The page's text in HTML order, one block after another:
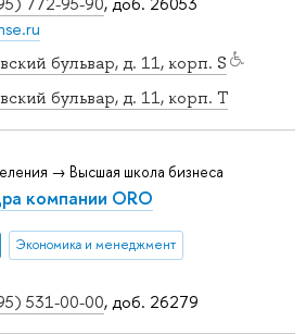
бульвар, д. 11, корп. S
бульвар, д. 11, корп. T
531-00-00, доб. 26279
→ Высшая школа бизнеса
компании ORO
Экономика и менеджмент